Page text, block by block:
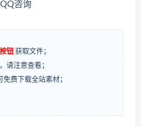
咨询
按钮 获取文件；
请注意查看；
免费下载全站素材；